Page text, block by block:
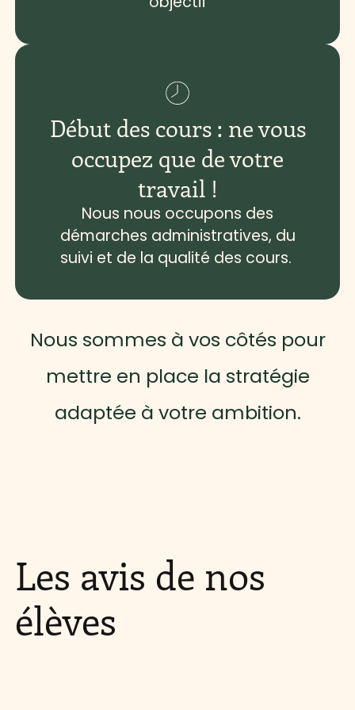
Début des cours : ne vous
occupez que de votre
travail !
Nous nous occupons des
démarches administratives, du
suivi et de la qualité des cours.
Nous sommes à vos côtés pour
mettre en place la stratégie
adaptée à votre ambition.
Les avis de nos
élèves